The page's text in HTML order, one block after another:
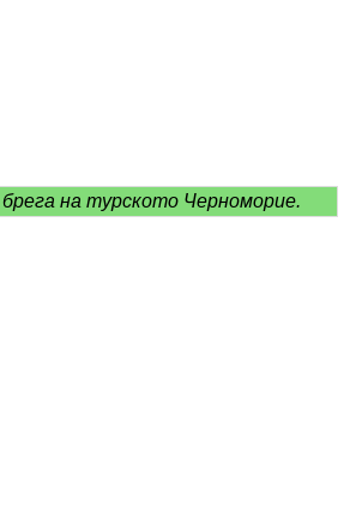
брега на турското Черноморие.